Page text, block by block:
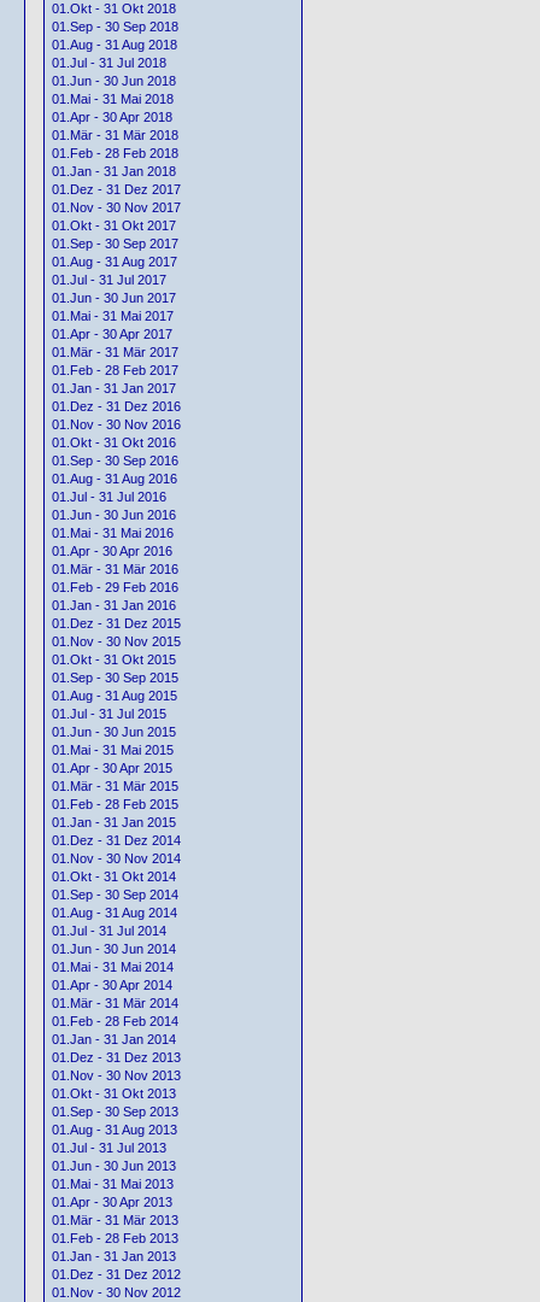
01.Okt - 31 Okt 2018
01.Sep - 30 Sep 2018
01.Aug - 31 Aug 2018
01.Jul - 31 Jul 2018
01.Jun - 30 Jun 2018
01.Mai - 31 Mai 2018
01.Apr - 30 Apr 2018
01.Mär - 31 Mär 2018
01.Feb - 28 Feb 2018
01.Jan - 31 Jan 2018
01.Dez - 31 Dez 2017
01.Nov - 30 Nov 2017
01.Okt - 31 Okt 2017
01.Sep - 30 Sep 2017
01.Aug - 31 Aug 2017
01.Jul - 31 Jul 2017
01.Jun - 30 Jun 2017
01.Mai - 31 Mai 2017
01.Apr - 30 Apr 2017
01.Mär - 31 Mär 2017
01.Feb - 28 Feb 2017
01.Jan - 31 Jan 2017
01.Dez - 31 Dez 2016
01.Nov - 30 Nov 2016
01.Okt - 31 Okt 2016
01.Sep - 30 Sep 2016
01.Aug - 31 Aug 2016
01.Jul - 31 Jul 2016
01.Jun - 30 Jun 2016
01.Mai - 31 Mai 2016
01.Apr - 30 Apr 2016
01.Mär - 31 Mär 2016
01.Feb - 29 Feb 2016
01.Jan - 31 Jan 2016
01.Dez - 31 Dez 2015
01.Nov - 30 Nov 2015
01.Okt - 31 Okt 2015
01.Sep - 30 Sep 2015
01.Aug - 31 Aug 2015
01.Jul - 31 Jul 2015
01.Jun - 30 Jun 2015
01.Mai - 31 Mai 2015
01.Apr - 30 Apr 2015
01.Mär - 31 Mär 2015
01.Feb - 28 Feb 2015
01.Jan - 31 Jan 2015
01.Dez - 31 Dez 2014
01.Nov - 30 Nov 2014
01.Okt - 31 Okt 2014
01.Sep - 30 Sep 2014
01.Aug - 31 Aug 2014
01.Jul - 31 Jul 2014
01.Jun - 30 Jun 2014
01.Mai - 31 Mai 2014
01.Apr - 30 Apr 2014
01.Mär - 31 Mär 2014
01.Feb - 28 Feb 2014
01.Jan - 31 Jan 2014
01.Dez - 31 Dez 2013
01.Nov - 30 Nov 2013
01.Okt - 31 Okt 2013
01.Sep - 30 Sep 2013
01.Aug - 31 Aug 2013
01.Jul - 31 Jul 2013
01.Jun - 30 Jun 2013
01.Mai - 31 Mai 2013
01.Apr - 30 Apr 2013
01.Mär - 31 Mär 2013
01.Feb - 28 Feb 2013
01.Jan - 31 Jan 2013
01.Dez - 31 Dez 2012
01.Nov - 30 Nov 2012